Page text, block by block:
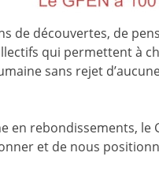
de découvertes, de
qui permettent à
sans rejet
en rebondissements,
et de nous